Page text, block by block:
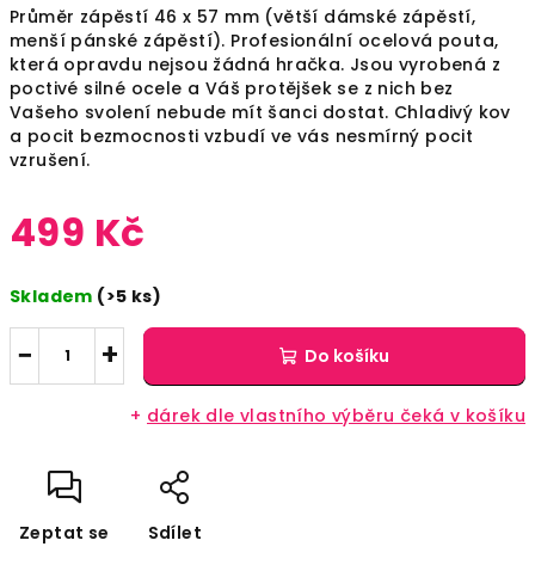
Průměr zápěstí 46 x 57 mm (větší dámské zápěstí,
menší pánské zápěstí). Profesionální ocelová pouta,
která opravdu nejsou žádná hračka. Jsou vyrobená z
poctivé silné ocele a Váš protějšek se z nich bez
Vašeho svolení nebude mít šanci dostat. Chladivý kov
a pocit bezmocnosti vzbudí ve vás nesmírný pocit
vzrušení.
499 Kč
cena:
Skladem (>5 ks)
+
− Do košíku
+ dárek dle vlastního výběru čeká v košíku
Zeptat se Sdílet